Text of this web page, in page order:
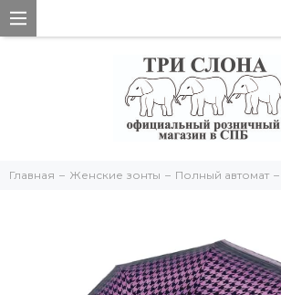
Главная Женские зонты Полный автомат